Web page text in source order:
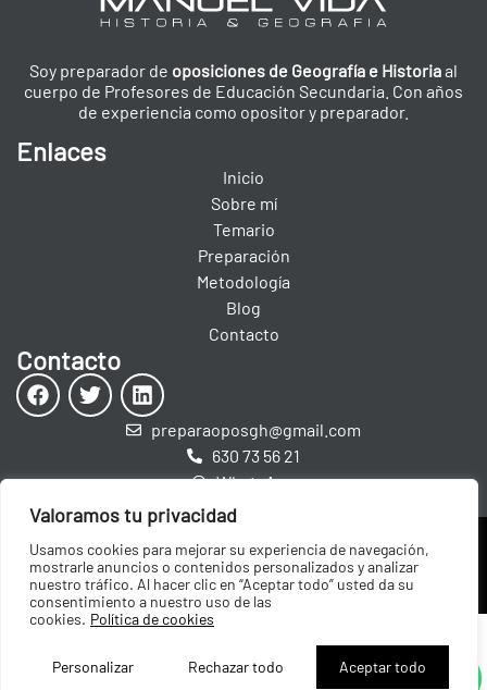
Valoramos tu privacidad
Usamos cookies para mejorar su experiencia de navegación,
mostrarle anuncios o contenidos personalizados y analizar
nuestro tráfico. Al hacer clic en “Aceptar todo” usted da su
consentimiento a nuestro uso de las
cookies. Política de cookies
Personalizar Rechazar todo Aceptar todo
Soy preparador de oposiciones de Geografía e Historiaal
cuerpo de Profesores de Educación Secundaria. Con años
de experiencia como opositor y preparador.
Enlaces
Inicio
Sobre mí
Temario
Preparación
Metodología
Blog
Contacto
Contacto
preparaoposgh@gmail.com
630 73 56 21
WhatsApp
Política de Privacidad